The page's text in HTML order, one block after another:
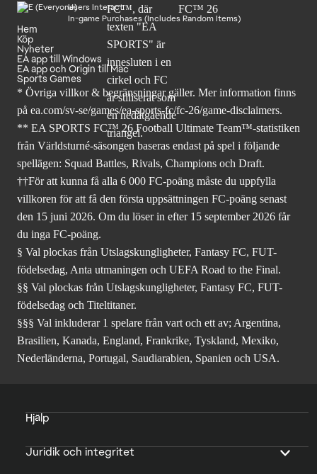
Users Interact
In-game Purchases (Includes Random Items)
Hem
Köp
Nyheter
EA app till Windows
EA app och Origin till Mac
Sports Games
* Övriga villkor & begränsningar gäller. Merinformation finns
på ea.com/sv-se/games/ea-sports-fc/fc-26/game-disclaimers.
** EA SPORTS FC™ 26 Football Ultimate Team™-statistiken
från Världsturné-säsongen baseras endast på spel i följande
spellägen: Squad Battles, Rivals, Champions och Draft.
††För att kunna få alla 6 000 FC-poäng måste du uppfylla
villkoren för att få den första uppsättningen FC-poäng senast
den 15 juni 2026. Om du löser in efter 15 september 2026 får
du inga FC-poäng.
§ Val plockas från Utslagskungligheter, Fantasy FC, FUT-
födelsedag, Anta utmaningen och UEFA Road to the Final.
§§ Val plockas från Utslagskungligheter, Fantasy FC, FUT-
födelsedag och Titeltitaner.
§§§ Val inkluderar 1 spelare från vart och ett av; Argentina,
Brasilien, Kanada, England, Frankrike, Tyskland, Mexiko,
Nederländerna, Portugal, Saudiarabien, Spanien och USA.
Hjälp
Juridik och integritet